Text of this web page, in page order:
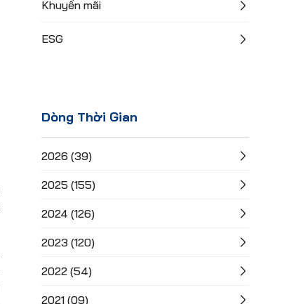
Khuyến mãi
ESG
Dòng Thời Gian
2026 (39)
2025 (155)
2024 (126)
2023 (120)
2022 (54)
2021 (09)